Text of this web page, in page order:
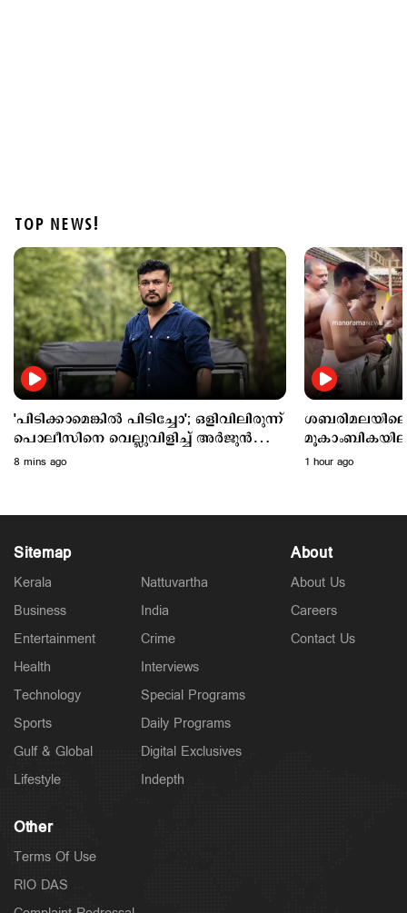
Latest
ശബരിമല നെയ്യ് ക്രമക്കേട്; ദേവസ്വം മുന്‍ പ്രസിഡന്‍റ്
പി.എസ്.പ്രശാന്തിനെ പ്രതി ചേര്‍ക്കും
2 hours ago
ഇന്ന് സംസ്ഥാനത്ത് പരക്കെ മഴ; ഏഴിടത്ത് ഓറഞ്ച്
അലര്‍ട്ട്; മഴ അവധി ഇങ്ങനെ
TOP NEWS!
'പിടിക്കാമെങ്കിൽ പിടിച്ചോ'; ഒളിവിലിരുന്ന്
പൊലീസിനെ വെല്ലുവിളിച്ച് അർജുൻ
ആയങ്കി
8 mins ago
പ്രത്യേക
1 hour ago
Sitemap
Kerala
Business
Entertainment
Health
Technology
Sports
Gulf & Global
Lifestyle
Nattuvartha
India
Crime
Interviews
Special Programs
Daily Programs
Digital Exclusives
Indepth
About
About Us
Careers
Contact Us
Other
Terms Of Use
RIO DAS